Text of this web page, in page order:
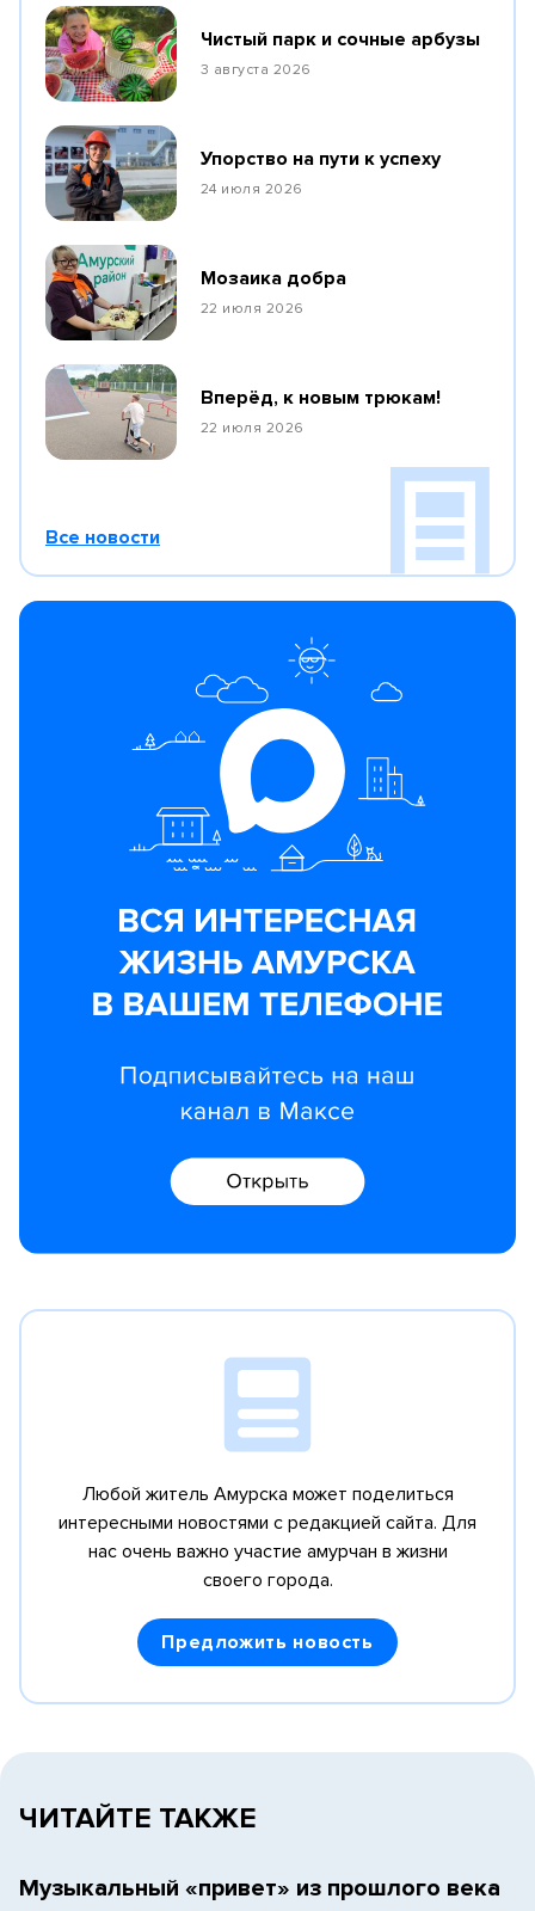
Чистый парк и сочные арбузы
3 августа 2026
Упорство на пути к успеху
24 июля 2026
Мозаика добра
22 июля 2026
Вперёд, к новым трюкам!
22 июля 2026
Все новости
Любой житель Амурска может поделиться
интересными новостями с редакцией сайта. Для
нас очень важно участие амурчан в жизни
своего города.
Предложить новость
ЧИТАЙТЕ ТАКЖЕ
Музыкальный «привет» из прошлого века